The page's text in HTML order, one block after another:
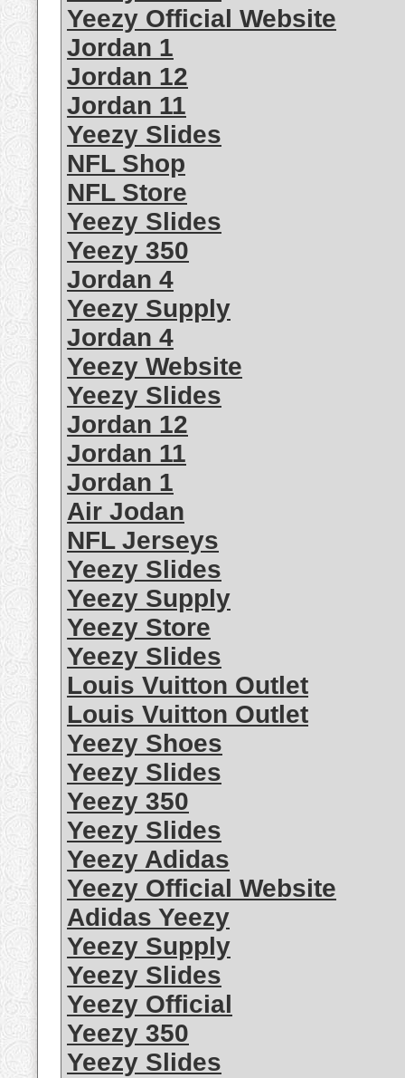
Yeezy Official Website
Jordan 1
Jordan 12
Jordan 11
Yeezy Slides
NFL Shop
NFL Store
Yeezy Slides
Yeezy 350
Jordan 4
Yeezy Supply
Jordan 4
Yeezy Website
Yeezy Slides
Jordan 12
Jordan 11
Jordan 1
Air Jodan
NFL Jerseys
Yeezy Slides
Yeezy Supply
Yeezy Store
Yeezy Slides
Louis Vuitton Outlet
Louis Vuitton Outlet
Yeezy Shoes
Yeezy Slides
Yeezy 350
Yeezy Slides
Yeezy Adidas
Yeezy Official Website
Adidas Yeezy
Yeezy Supply
Yeezy Slides
Yeezy Official
Yeezy 350
Yeezy Slides